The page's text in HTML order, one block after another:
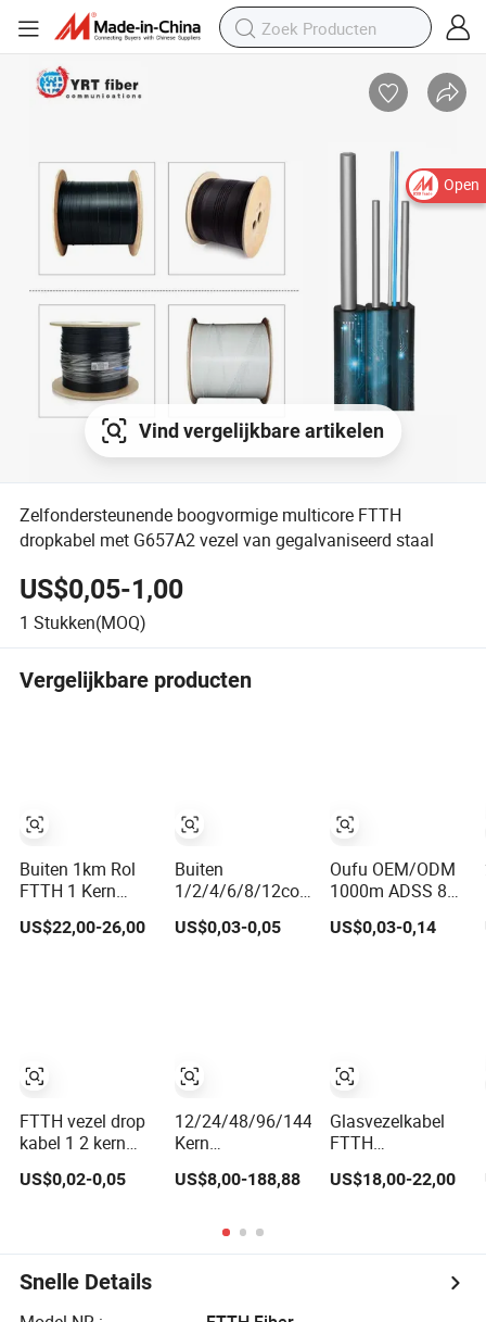
Open
Vind vergelijkbare artikelen
Zelfondersteunende boogvormige multicore FTTH
dropkabel met G657A2 vezel van gegalvaniseerd staal
US$0,05-1,00
1 Stukken(MOQ)
Vergelijkbare producten
Buiten 1km Rol
FTTH 1 Kern
Glasvezel
Aansluitkabel
US$22,00-26,00
FTTH vezel drop
kabel 1 2 kern
vezeloptische
US$0,02-0,05
Buiten
1/2/4/6/8/12cores
Enkele Multi
Modus FTTH
Certificaat
US$0,03-0,05
12/24/48/96/144
Kern
MPO/MTP
Binnen Buiten
Gewapende Drop
Optische
US$8,00-188,88
Oufu OEM/ODM
1000m ADSS 8
12 24 48 96 144
288 Kern
Communicatie
Glasvezelkabel
US$0,03-0,14
Glasvezelkabel
FTTH
G657A2 LSZH 1
US$18,00-22,00
Snelle Details